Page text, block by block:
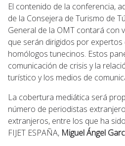
El contenido de la conferencia,
de la Consejera de Turismo de
General de la OMT contará con
que serán dirigidos por expertos
homólogos tunecinos. Estos
comunicación de crisis y la
turístico y los medios de
La cobertura mediática será
número de periodistas
extranjeros, entre los que ha
FIJET ESPAÑA, Miguel Ángel